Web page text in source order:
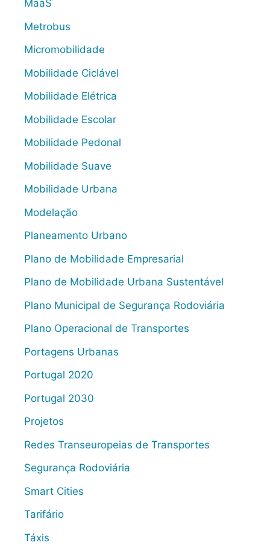
MaaS
Metrobus
Micromobilidade
Mobilidade Ciclável
Mobilidade Elétrica
Mobilidade Escolar
Mobilidade Pedonal
Mobilidade Suave
Mobilidade Urbana
Modelação
Planeamento Urbano
Plano de Mobilidade Empresarial
Plano de Mobilidade Urbana Sustentável
Plano Municipal de Segurança Rodoviária
Plano Operacional de Transportes
Portagens Urbanas
Portugal 2020
Portugal 2030
Projetos
Redes Transeuropeias de Transportes
Segurança Rodoviária
Smart Cities
Tarifário
Táxis